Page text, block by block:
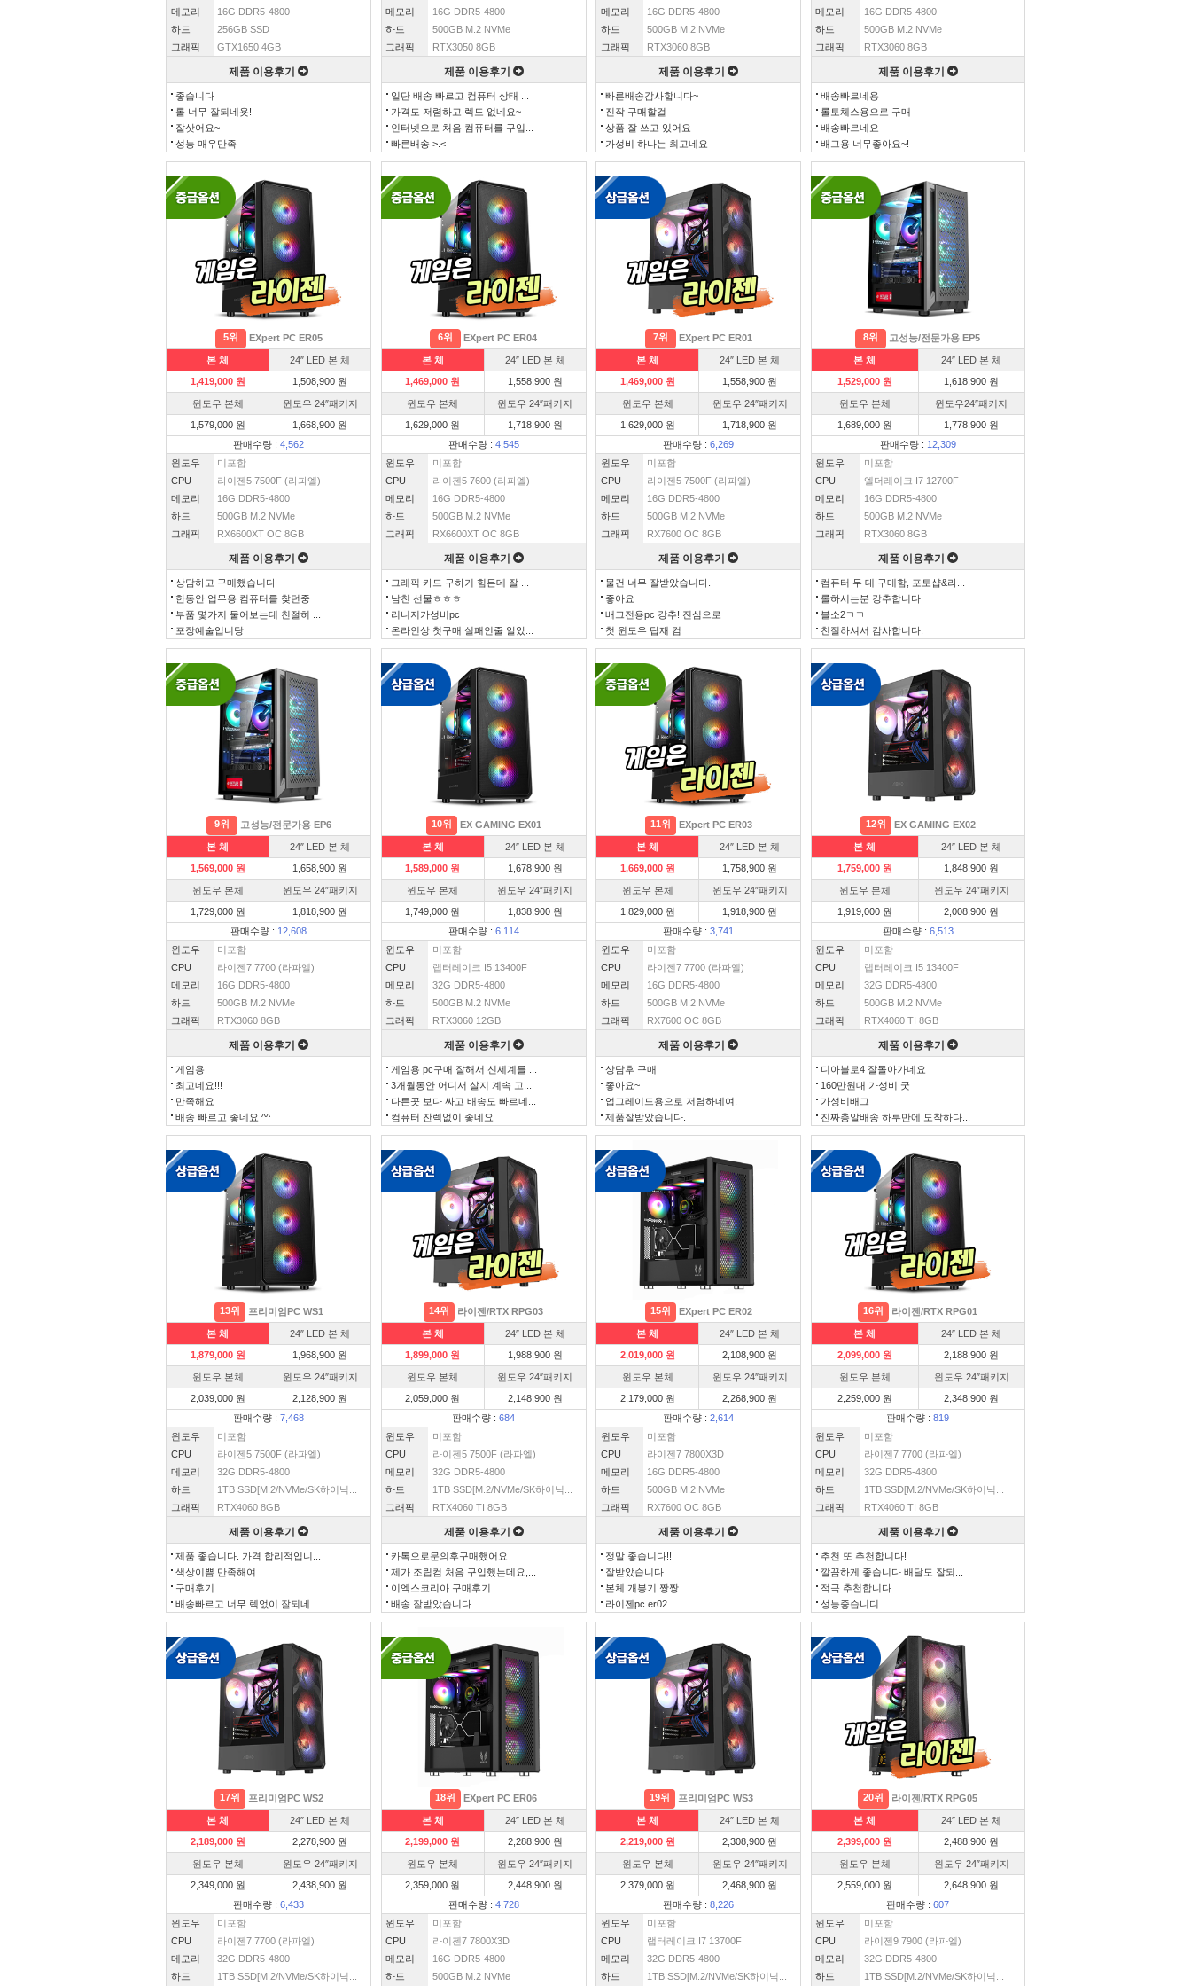
메모리
16G DDR5-4800
하드
256GB SSD
그래픽
GTX1650 4GB
제품 이용후기
좋습니다
롤 너무 잘되네욧!
잘삿어요~
성능 매우만족
메모리
16G DDR5-4800
하드
500GB M.2 NVMe
그래픽
RTX3050 8GB
제품 이용후기
일단 배송 빠르고 컴퓨터 상태 ...
가격도 저렴하고 렉도 없네요~
인터넷으로 처음 컴퓨터를 구입...
빠른배송 >.<
메모리
16G DDR5-4800
하드
500GB M.2 NVMe
그래픽
RTX3060 8GB
제품 이용후기
빠른배송감사합니다~
진작 구매할걸
상품 잘 쓰고 있어요
가성비 하나는 최고네요
메모리
16G DDR5-4800
하드
500GB M.2 NVMe
그래픽
RTX3060 8GB
제품 이용후기
배송빠르네용
롤토체스용으로 구매
배송빠르네요
배그용 너무좋아요~!
5위 EXpert PC ER05
본 체
24″ LED 본 체
1,419,000 원
1,508,900 원
윈도우 본체
윈도우 24″패키지
1,579,000 원
1,668,900 원
판매수량 : 4,562
윈도우
미포함
CPU
라이젠5 7500F (라파엘)
메모리
16G DDR5-4800
하드
500GB M.2 NVMe
그래픽
RX6600XT OC 8GB
제품 이용후기
상담하고 구매했습니다
한동안 업무용 컴퓨터를 찾던중
부품 몇가지 물어보는데 친절히 ...
포장예술입니당
6위 EXpert PC ER04
본 체
24″ LED 본 체
1,469,000 원
1,558,900 원
윈도우 본체
윈도우 24″패키지
1,629,000 원
1,718,900 원
판매수량 : 4,545
윈도우
미포함
CPU
라이젠5 7600 (라파엘)
메모리
16G DDR5-4800
하드
500GB M.2 NVMe
그래픽
RX6600XT OC 8GB
제품 이용후기
그래픽 카드 구하기 힘든데 잘 ...
남친 선물ㅎㅎㅎ
리니지가성비pc
온라인상 첫구매 실패인줄 알았...
7위 EXpert PC ER01
본 체
24″ LED 본 체
1,469,000 원
1,558,900 원
윈도우 본체
윈도우 24″패키지
1,629,000 원
1,718,900 원
판매수량 : 6,269
윈도우
미포함
CPU
라이젠5 7500F (라파엘)
메모리
16G DDR5-4800
하드
500GB M.2 NVMe
그래픽
RX7600 OC 8GB
제품 이용후기
물건 너무 잘받았습니다.
좋아요
배그전용pc 강추! 진심으로
첫 윈도우 탑재 컴
8위 고성능/전문가용 EP5
본 체
24″ LED 본 체
1,529,000 원
1,618,900 원
윈도우 본체
윈도우24″패키지
1,689,000 원
1,778,900 원
판매수량 : 12,309
윈도우
미포함
CPU
엘더레이크 I7 12700F
메모리
16G DDR5-4800
하드
500GB M.2 NVMe
그래픽
RTX3060 8GB
제품 이용후기
컴퓨터 두 대 구매함, 포토샵&라...
롤하시는분 강추합니다
블소2ㄱㄱ
친절하셔서 감사합니다.
9위 고성능/전문가용 EP6
본 체
24″ LED 본 체
1,569,000 원
1,658,900 원
윈도우 본체
윈도우 24″패키지
1,729,000 원
1,818,900 원
판매수량 : 12,608
윈도우
미포함
CPU
라이젠7 7700 (라파엘)
메모리
16G DDR5-4800
하드
500GB M.2 NVMe
그래픽
RTX3060 8GB
제품 이용후기
게임용
최고네요!!!
만족해요
배송 빠르고 좋네요 ^^
10위 EX GAMING EX01
본 체
24″ LED 본 체
1,589,000 원
1,678,900 원
윈도우 본체
윈도우 24″패키지
1,749,000 원
1,838,900 원
판매수량 : 6,114
윈도우
미포함
CPU
랩터레이크 I5 13400F
메모리
32G DDR5-4800
하드
500GB M.2 NVMe
그래픽
RTX3060 12GB
제품 이용후기
게임용 pc구매 잘해서 신세계를 ...
3개월동안 어디서 살지 계속 고...
다른곳 보다 싸고 배송도 빠르네...
컴퓨터 잔렉없이 좋네요
11위 EXpert PC ER03
본 체
24″ LED 본 체
1,669,000 원
1,758,900 원
윈도우 본체
윈도우 24″패키지
1,829,000 원
1,918,900 원
판매수량 : 3,741
윈도우
미포함
CPU
라이젠7 7700 (라파엘)
메모리
16G DDR5-4800
하드
500GB M.2 NVMe
그래픽
RX7600 OC 8GB
제품 이용후기
상담후 구매
좋아요~
업그레이드용으로 저렴하네여.
제품잘받았습니다.
12위 EX GAMING EX02
본 체
24″ LED 본 체
1,759,000 원
1,848,900 원
윈도우 본체
윈도우 24″패키지
1,919,000 원
2,008,900 원
판매수량 : 6,513
윈도우
미포함
CPU
랩터레이크 I5 13400F
메모리
32G DDR5-4800
하드
500GB M.2 NVMe
그래픽
RTX4060 TI 8GB
제품 이용후기
디아블로4 잘돌아가네요
160만원대 가성비 굿
가성비배그
진짜총알배송 하루만에 도착하다...
13위 프리미엄PC WS1
본 체
24″ LED 본 체
1,879,000 원
1,968,900 원
윈도우 본체
윈도우 24″패키지
2,039,000 원
2,128,900 원
판매수량 : 7,468
윈도우
미포함
CPU
라이젠5 7500F (라파엘)
메모리
32G DDR5-4800
하드
1TB SSD[M.2/NVMe/SK하이닉...
그래픽
RTX4060 8GB
제품 이용후기
제품 좋습니다. 가격 합리적입니...
색상이쁨 만족해여
구매후기
배송빠르고 너무 렉없이 잘되네...
14위 라이젠/RTX RPG03
본 체
24″ LED 본 체
1,899,000 원
1,988,900 원
윈도우 본체
윈도우 24″패키지
2,059,000 원
2,148,900 원
판매수량 : 684
윈도우
미포함
CPU
라이젠5 7500F (라파엘)
메모리
32G DDR5-4800
하드
1TB SSD[M.2/NVMe/SK하이닉...
그래픽
RTX4060 TI 8GB
제품 이용후기
카톡으로문의후구매했어요
제가 조립컴 처음 구입했는데요,...
이엑스코리아 구매후기
배송 잘받았습니다.
15위 EXpert PC ER02
본 체
24″ LED 본 체
2,019,000 원
2,108,900 원
윈도우 본체
윈도우 24″패키지
2,179,000 원
2,268,900 원
판매수량 : 2,614
윈도우
미포함
CPU
라이젠7 7800X3D
메모리
16G DDR5-4800
하드
500GB M.2 NVMe
그래픽
RX7600 OC 8GB
제품 이용후기
정말 좋습니다!!
잘받았습니다
본체 개봉기 짱짱
라이젠pc er02
16위 라이젠/RTX RPG01
본 체
24″ LED 본 체
2,099,000 원
2,188,900 원
윈도우 본체
윈도우 24″패키지
2,259,000 원
2,348,900 원
판매수량 : 819
윈도우
미포함
CPU
라이젠7 7700 (라파엘)
메모리
32G DDR5-4800
하드
1TB SSD[M.2/NVMe/SK하이닉...
그래픽
RTX4060 TI 8GB
제품 이용후기
추천 또 추천합니다!
깔끔하게 좋습니다 배달도 잘되...
적극 추천합니다.
성능좋습니디
17위 프리미엄PC WS2
본 체
24″ LED 본 체
2,189,000 원
2,278,900 원
윈도우 본체
윈도우 24″패키지
2,349,000 원
2,438,900 원
판매수량 : 6,433
윈도우
미포함
CPU
라이젠7 7700 (라파엘)
메모리
32G DDR5-4800
하드
1TB SSD[M.2/NVMe/SK하이닉...
18위 EXpert PC ER06
본 체
24″ LED 본 체
2,199,000 원
2,288,900 원
윈도우 본체
윈도우 24″패키지
2,359,000 원
2,448,900 원
판매수량 : 4,728
윈도우
미포함
CPU
라이젠7 7800X3D
메모리
16G DDR5-4800
하드
500GB M.2 NVMe
19위 프리미엄PC WS3
본 체
24″ LED 본 체
2,219,000 원
2,308,900 원
윈도우 본체
윈도우 24″패키지
2,379,000 원
2,468,900 원
판매수량 : 8,226
윈도우
미포함
CPU
랩터레이크 I7 13700F
메모리
32G DDR5-4800
하드
1TB SSD[M.2/NVMe/SK하이닉...
20위 라이젠/RTX RPG05
본 체
24″ LED 본 체
2,399,000 원
2,488,900 원
윈도우 본체
윈도우 24″패키지
2,559,000 원
2,648,900 원
판매수량 : 607
윈도우
미포함
CPU
라이젠9 7900 (라파엘)
메모리
32G DDR5-4800
하드
1TB SSD[M.2/NVMe/SK하이닉...